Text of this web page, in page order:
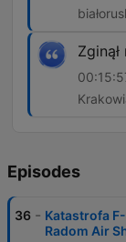
Episodes
36 - Katastrofa
Radom Air